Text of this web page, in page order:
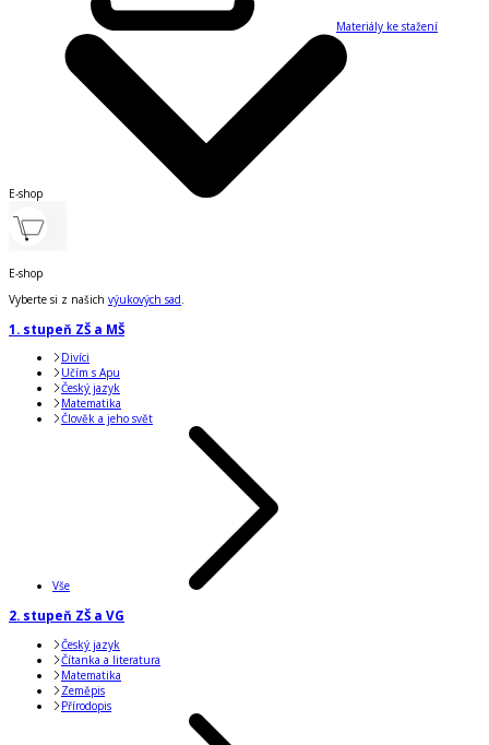
Materiály ke stažení
E-shop
E-shop
Vyberte si z našich výukových sad.
1. stupeň ZŠ a MŠ
Divíci
Učím s Apu
Český jazyk
Matematika
Člověk a jeho svět
Vše
2. stupeň ZŠ a VG
Český jazyk
Čítanka a literatura
Matematika
Zeměpis
Přírodopis